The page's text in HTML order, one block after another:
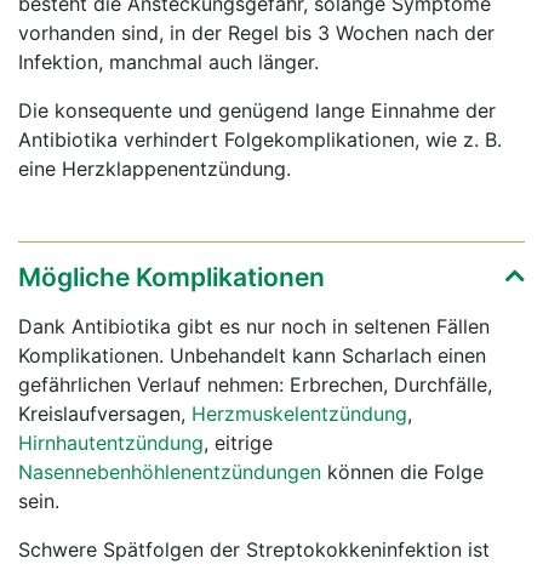
vorhanden sind, in der Regel bis 3 Wochen nach der
Infektion, manchmal auch länger.
Die konsequente und genügend lange Einnahme der
Antibiotika verhindert Folgekomplikationen, wie z. B.
eine Herzklappenentzündung.
Mögliche Komplikationen
Dank Antibiotika gibt es nur noch in seltenen Fällen
Komplikationen. Unbehandelt kann Scharlach einen
gefährlichen Verlauf nehmen: Erbrechen, Durchfälle,
Kreislaufversagen, Herzmuskelentzündung,
Hirnhautentzündung, eitrige
Nasennebenhöhlenentzündungen können die Folge
sein.
Schwere Spätfolgen der Streptokokkeninfektion ist